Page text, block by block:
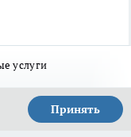
услуги
Принять